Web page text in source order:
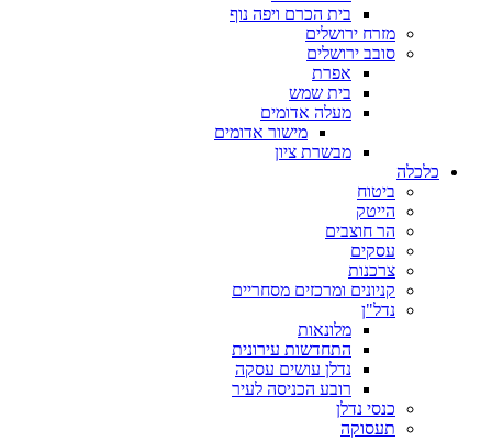
בית הכרם ויפה נוף
מזרח ירושלים
סובב ירושלים
אפרת
בית שמש
מעלה אדומים
מישור אדומים
מבשרת ציון
כלכלה
ביטוח
הייטק
הר חוצבים
עסקים
צרכנות
קניונים ומרכזים מסחריים
נדל"ן
מלונאות
התחדשות עירונית
נדלן עושים עסקה
רובע הכניסה לעיר
כנסי נדלן
תעסוקה